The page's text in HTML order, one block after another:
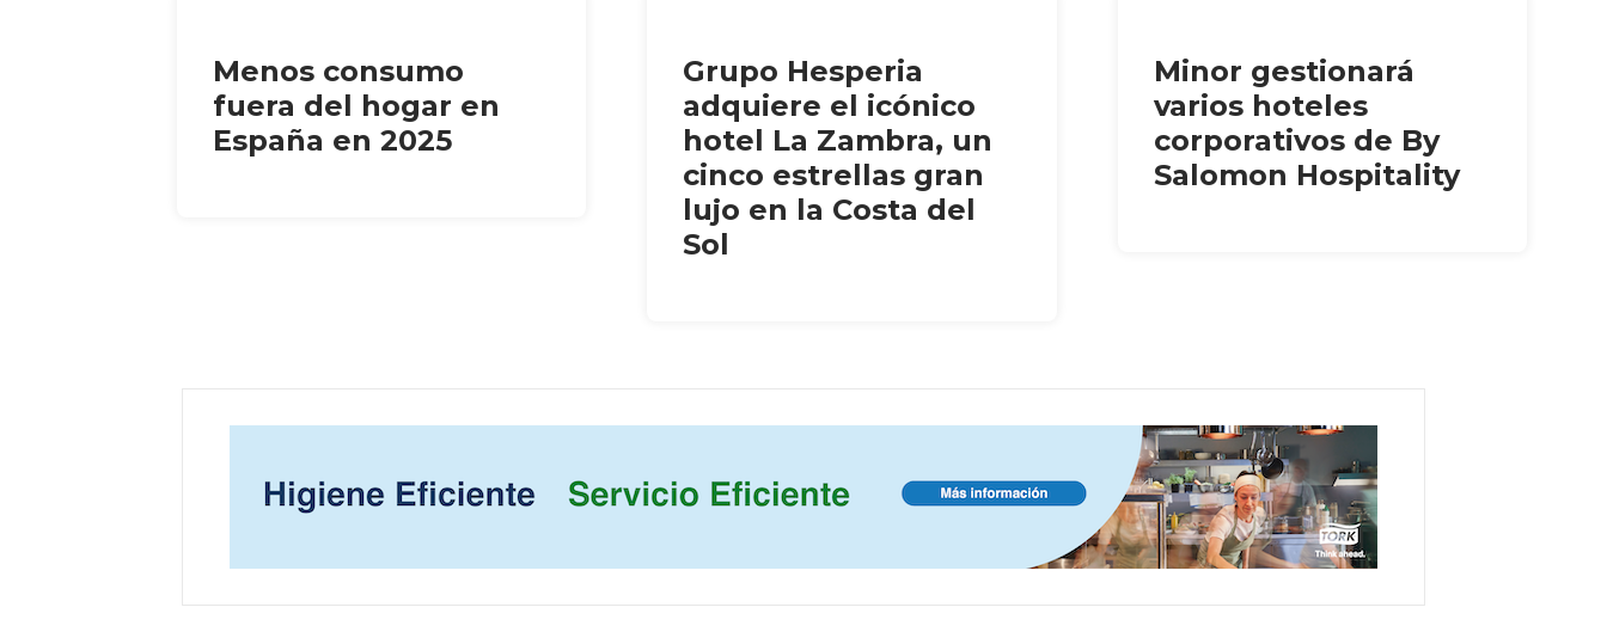
Menos consumo
fuera del hogar en
España en 2025
Grupo Hesperia
adquiere el icónico
hotel La Zambra, un
cinco estrellas gran
lujo en la Costa del
Sol
Minor gestionará
varios hoteles
corporativos de By
Salomon Hospitality